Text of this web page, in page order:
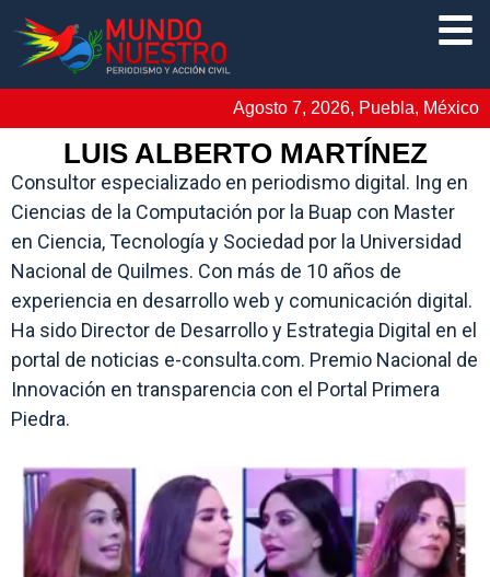
Agosto 7, 2026, Puebla, México
LUIS ALBERTO MARTÍNEZ
Consultor especializado en periodismo digital. Ing en
Ciencias de la Computación por la Buap con Master
en Ciencia, Tecnología y Sociedad por la Universidad
Nacional de Quilmes. Con más de 10 años de
experiencia en desarrollo web y comunicación digital.
Ha sido Director de Desarrollo y Estrategia Digital en el
portal de noticias e-consulta.com. Premio Nacional de
Innovación en transparencia con el Portal Primera
Piedra.